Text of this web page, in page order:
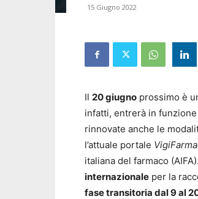
15 Giugno 2022
Il 20 giugno prossimo è
infatti, entrerà in
rinnovate anche le
l’attuale portale
italiana del farmaco
internazionale per la
fase transitoria dal 9 al